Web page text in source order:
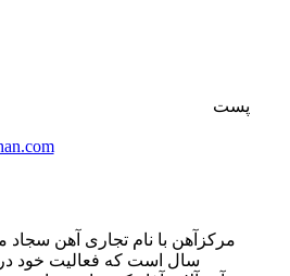
پست
سال است که فعالیت خود